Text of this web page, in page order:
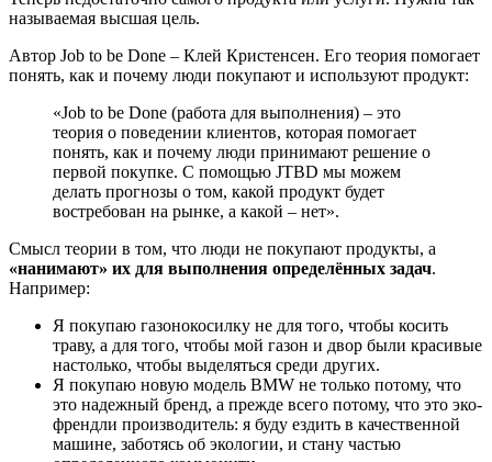
называемая высшая цель.
Автор Job to be Done – Клей Кристенсен. Его теория помогает
понять, как и почему люди покупают и используют продукт:
«Job to be Done (работа для выполнения) – это
теория о поведении клиентов, которая помогает
понять, как и почему люди принимают решение о
первой покупке. С помощью JTBD мы можем
делать прогнозы о том, какой продукт будет
востребован на рынке, а какой – нет».
Смысл теории в том, что люди не покупают продукты, а
«нанимают» их для выполнения определённых задач.
Например:
Я покупаю газонокосилку не для того, чтобы косить
траву, а для того, чтобы мой газон и двор были красивые
настолько, чтобы выделяться среди других.
Я покупаю новую модель BMW не только потому, что
это надежный бренд, а прежде всего потому, что это эко-
френдли производитель: я буду ездить в качественной
машине, заботясь об экологии, и стану частью